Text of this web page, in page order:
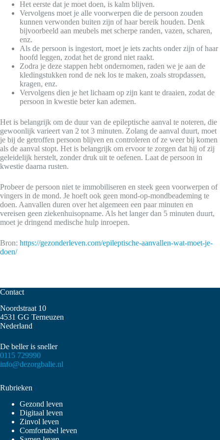
Het eerste dat je moet doen, is kalm blijven.
Vervolgens moet je alle voorwerpen die de persoon zouden
kunnen verwonden buiten zijn of haar bereik houden. Denk
bijvoorbeeld aan meubels met scherpe randen, vazen, scharen,
enz.
Als de persoon is ingestort, moet je iets zachts onder zijn of haar
hoofd leggen, zodat het de grond niet raakt.
Zodra je deze stappen hebt ondernomen, raden we je aan de
kledingstukken rond de nek los te maken, zoals stropdassen,
kragen, enz.
Vervolgens dien je het lichaam op zijn kant te draaien, zodat de
persoon in kwestie beter kan ademen.
Het is belangrijk om de duur van de epileptische aanval te noteren, die
gewoonlijk varieert van 2 tot 3 minuten. Zolang de aanval duurt, moet
je bij de getroffen persoon blijven en controleren of ze weer bij komen
als de aanval stopt. Het is belangrijk om ervoor te zorgen dat hij of zij
geleidelijk herstelt, zonder druk uit te oefenen. Laat de persoon in
kwestie daarna rusten.
Probeer de persoon niet te immobiliseren en steek geen voorwerpen of
vingers in de mond. Je hoeft ook geen mond-op-mondbeademing te
doen. Aanvallen duren over het algemeen een paar minuten en
vereisen geen ziekenhuisopname. Als het langer dan 5 minuten duurt,
moet je dringend medische hulp inroepen.
Bron: https://gezonderleven.com/epileptische-aanvallen-wat-moet-je-
doen/
Contact
Noordstraat 10
4531 GG Terneuzen
Nederland
De beller is sneller
0115 729990
info@dezorgbalie.nl
Rubrieken
Gezond leven
Digitaal leven
Zinvol leven
Comfortabel leven